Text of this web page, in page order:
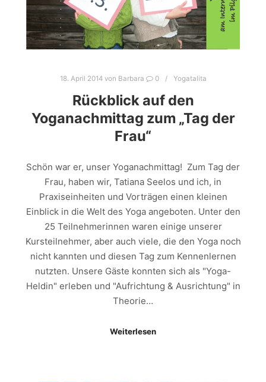
18. April 2014von Barbara 0 Yogatalita
Rückblick auf den
Yoganachmittag zum „Tag der
Frau“
Schön war er, unser Yoganachmittag! Zum Tag der
Frau, haben wir, Tatiana Seelos und ich, in
Praxiseinheiten und Vorträgen einen kleinen
Einblick in die Welt des Yoga angeboten. Unter den
25 Teilnehmerinnen waren einige unserer
Kursteilnehmer, aber auch viele, die den Yoga noch
nicht kannten und diesen Tag zum Kennenlernen
nutzten. Unsere Gäste konnten sich als "Yoga-
Heldin" erleben und "Aufrichtung & Ausrichtung" in
Theorie…
Weiterlesen